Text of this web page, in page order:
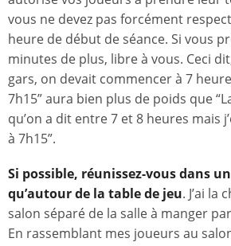
vous ne devez pas forcément
heure de début de séance. Si vous
minutes de plus, libre à vous. Ceci
gars, on devait commencer à 7
7h15” aura bien plus de poids que
qu’on a dit entre 7 et 8 heures mais
à 7h15”.
Si possible, réunissez-vous dans
qu’autour de la table de jeu. J’ai la
salon séparé de la salle à manger
En rassemblant mes joueurs au